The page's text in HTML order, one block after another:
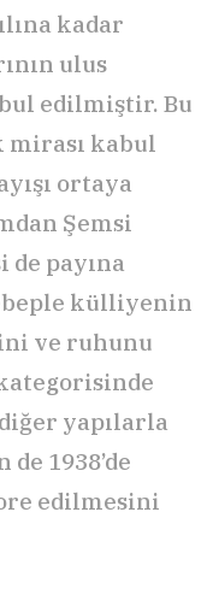
kadar
ulus
edilmiştir. Bu
kabul
ortaya
Şemsi
de payına
külliyenin
ve ruhunu
yapılarla
1938’de
edilmesini